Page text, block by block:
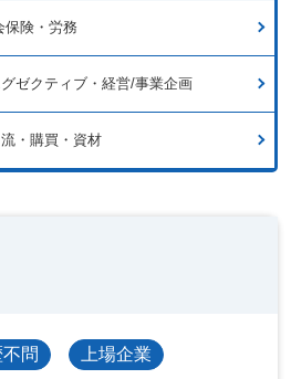
保険・労務
ゼクティブ・経営/事業企画
・購買・資材
問 上場企業